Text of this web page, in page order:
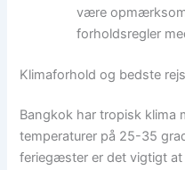
være
forholdsregler
Klimaforhold og bedste
Bangkok har tropisk klima
temperaturer på 25-35
feriegæster er det vigtigt